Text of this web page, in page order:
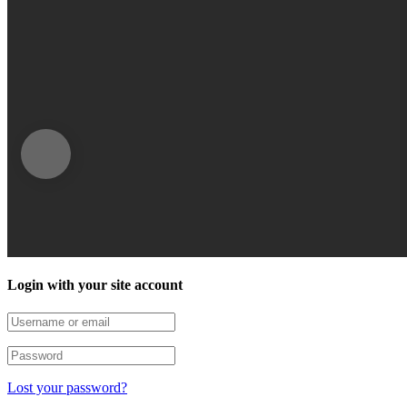
Login with your site account
Lost your password?